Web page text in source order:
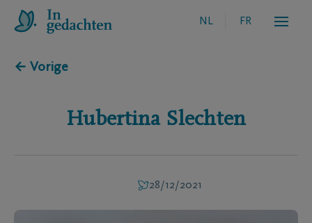
NL FR
← Vorige
Hubertina Slechten
28/12/2021